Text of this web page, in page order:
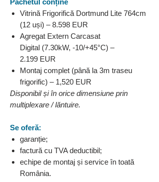
Vitrină Frigorifică Dortmund Lite 764cm
(12 uși) – 8.598 EUR
Agregat Extern Carcasat
Digital (7.30kW, -10/+45°C) –
2.199 EUR
Montaj complet (până la 3m traseu
frigorific) – 1,520 EUR
Disponibil și în orice dimensiune prin
multiplexare / lăntuire.
Se oferă:
garanție;
factură cu TVA deductibil;
echipe de montaj și service în toată
România.